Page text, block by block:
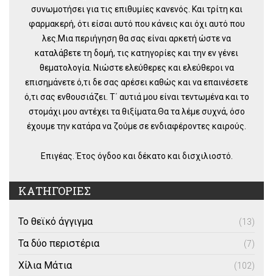
συνωμοτήσει για τις επιθυμίες κανενός. Και τρίτη και
φαρμακερή, ότι είσαι αυτό που κάνεις και όχι αυτό που
λες.Μια περιήγηση θα σας είναι αρκετή ώστε να
καταλάβετε τη δομή, τις κατηγορίες και την εν γένει
θεματολογία. Νιώστε ελεύθερες και ελεύθεροι να
επισημάνετε ό,τι δε σας αρέσει καθώς και να επαινέσετε
ό,τι σας ενθουσιάζει. Τ΄ αυτιά μου είναι τεντωμένα και το
στομάχι μου αντέχει τα θιξίματα.Θα τα λέμε συχνά, όσο
έχουμε την κατάρα να ζούμε σε ενδιαφέροντες καιρούς.
Επιγέας. Έτος όγδοο και δέκατο και δισχιλιοστό.
ΚΑΤΗΓΟΡΙΕΣ
Το θεϊκό άγγιγμα (13)
Τα δύο περιστέρια (7)
Χίλια Μάτια (102)